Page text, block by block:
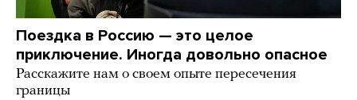
Поездка в Россию — это целое
приключение. Иногда довольно опасное
Расскажите нам о своем опыте пересечения
границы